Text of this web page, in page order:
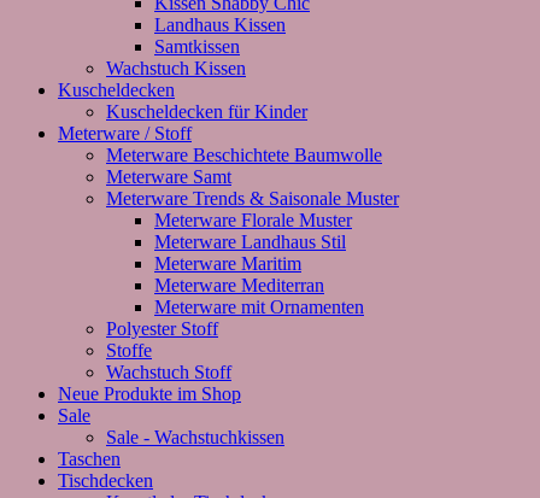
Landhaus Kissen
Samtkissen
Wachstuch Kissen
Kuscheldecken
Kuscheldecken für Kinder
Meterware / Stoff
Meterware Beschichtete Baumwolle
Meterware Samt
Meterware Trends & Saisonale Muster
Meterware Florale Muster
Meterware Landhaus Stil
Meterware Maritim
Meterware Mediterran
Meterware mit Ornamenten
Polyester Stoff
Stoffe
Wachstuch Stoff
Neue Produkte im Shop
Sale
Sale - Wachstuchkissen
Taschen
Tischdecken